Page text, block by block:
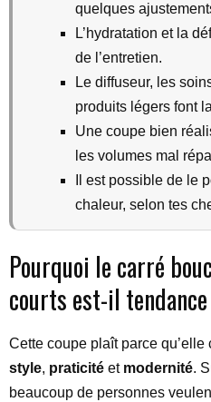
quelques
L’hydratation et la
de l’entretien.
Le diffuseur, les
produits légers font
Une coupe bien
les volumes mal
Il est possible de le
chaleur, selon tes
Pourquoi le carré
courts est-il
Cette coupe plaît parce
style, praticité et modernité.
beaucoup de personnes